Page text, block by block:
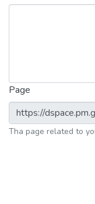
Page
Tha page related to